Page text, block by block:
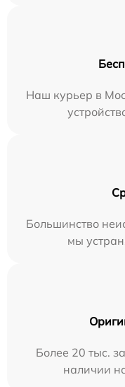
Наш курьер в
Большинство
мы
Более 20 тыс.
наличии